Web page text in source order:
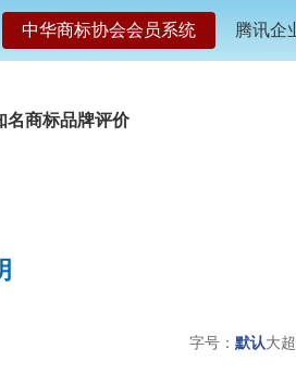
中华商标协会会员系统 腾讯企
名商标品牌评价
字号： 默认大